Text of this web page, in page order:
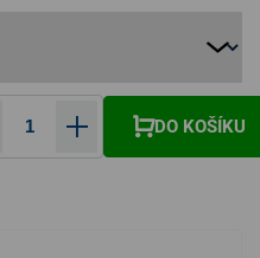
DO KOŠÍKU